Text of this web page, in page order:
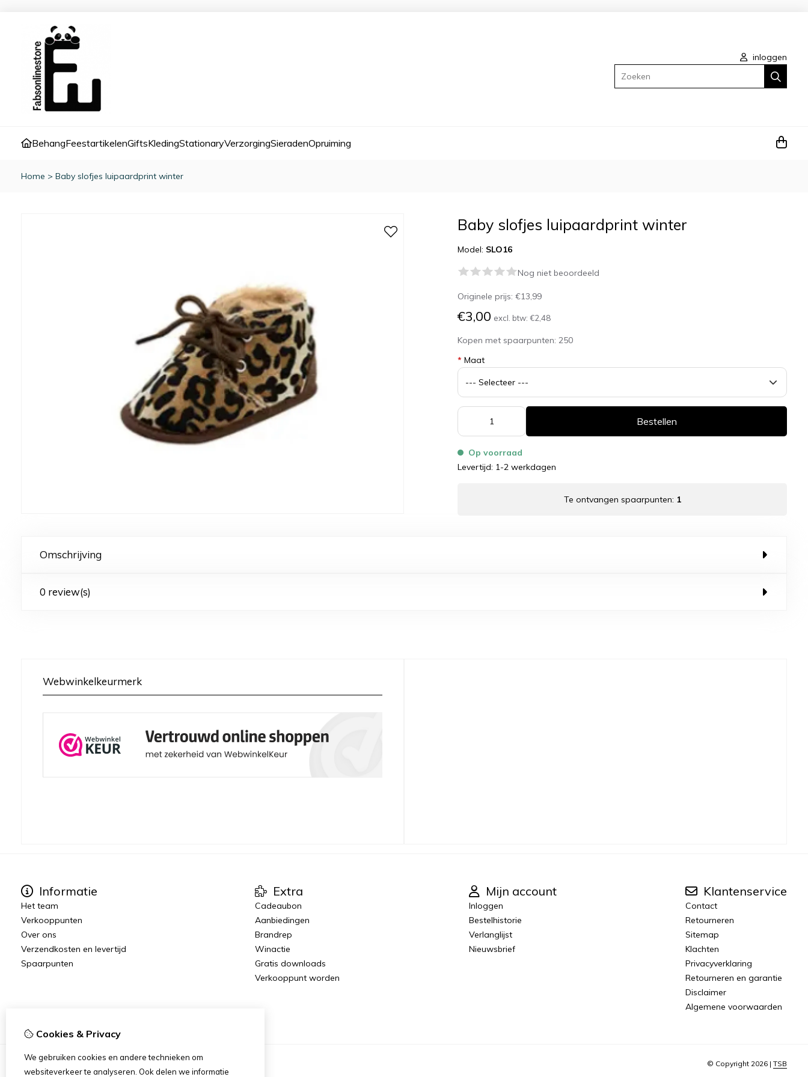
inloggen
Zoeken
BehangFeestartikelenGiftsKledingStationaryVerzorgingSieradenOpruiming
Home > Baby slofjes luipaardprint winter
Baby slofjes luipaardprint winter
Model: SLO16
Nog niet beoordeeld
Originele prijs:€13,99
€3,00 excl. btw:€2,48
Kopen met spaarpunten:250
* Maat
Bestellen
Op voorraad
Levertijd: 1-2 werkdagen
Te ontvangen spaarpunten: 1
Omschrijving
0 review(s)
Webwinkelkeurmerk
Informatie
Het team
Verkooppunten
Over ons
Verzendkosten en levertijd
Spaarpunten
Extra
Cadeaubon
Aanbiedingen
Brandrep
Winactie
Gratis downloads
Verkooppunt worden
Mijn account
Inloggen
Bestelhistorie
Verlanglijst
Nieuwsbrief
Klantenservice
Contact
Retourneren
Sitemap
Klachten
Privacyverklaring
Retourneren en garantie
Disclaimer
Algemene voorwaarden
© Copyright 2026 | TSB
Cookies & Privacy
We gebruiken cookies en andere technieken om
websiteverkeer te analyseren. Ook delen we informatie